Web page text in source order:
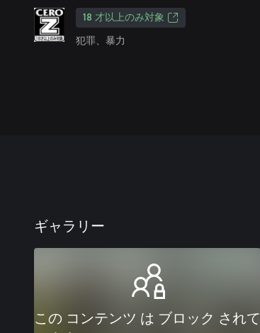
18 才以上のみ対象
犯罪、暴力
ギャラリー
この コンテンツ は ブロック されて